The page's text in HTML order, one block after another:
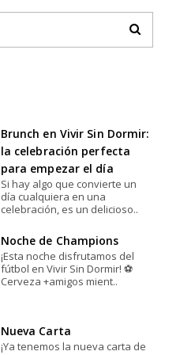
Brunch en Vivir Sin Dormir:
la celebración perfecta
para empezar el día
Si hay algo que convierte un
día cualquiera en una
celebración, es un delicioso..
Noche de Champions
¡Esta noche disfrutamos del
fútbol en Vivir Sin Dormir! ⚽️
Cerveza +amigos mient..
Nueva Carta
¡Ya tenemos la nueva carta de